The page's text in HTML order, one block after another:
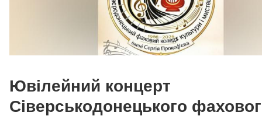
Ювілейний концерт
Сіверськодонецького